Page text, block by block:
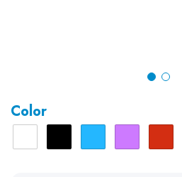
Color
Negro Azul Violeta Rojo